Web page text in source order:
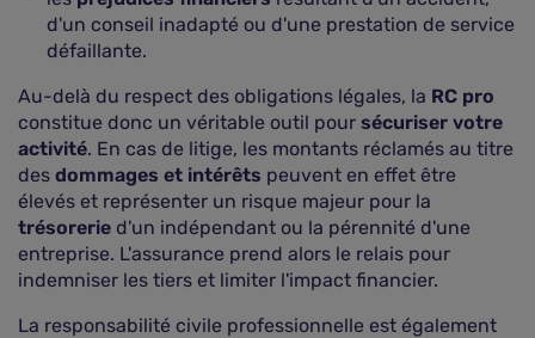
d'un conseil inadapté ou d'une prestation de service
défaillante.
Au-delà du respect des obligations légales, la RC pro
constitue donc un véritable outil pour sécuriser votre
activité. En cas de litige, les montants réclamés au titre
des dommages et intérêts peuvent en effet être
élevés et représenter un risque majeur pour la
trésorerie d'un indépendant ou la pérennité d'une
entreprise. L'assurance prend alors le relais pour
indemniser les tiers et limiter l'impact financier.
La responsabilité civile professionnelle est également